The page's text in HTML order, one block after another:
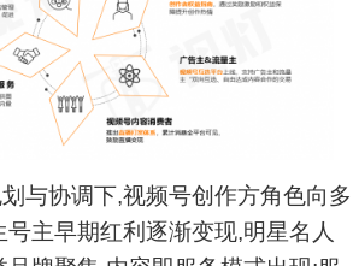
协调下,视频号创作方角色向多
主早期红利逐渐变现,明星名人